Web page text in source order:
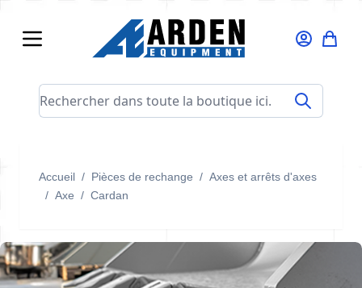
Rechercher dans toute la boutique ici...
Accueil / Pièces de rechange / Axes et arrêts d'axes
/ Axe / Cardan